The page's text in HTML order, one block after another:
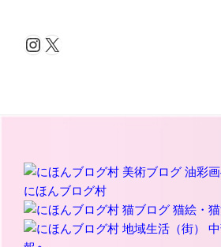
ブ
Instagram
X
にほんブログ村